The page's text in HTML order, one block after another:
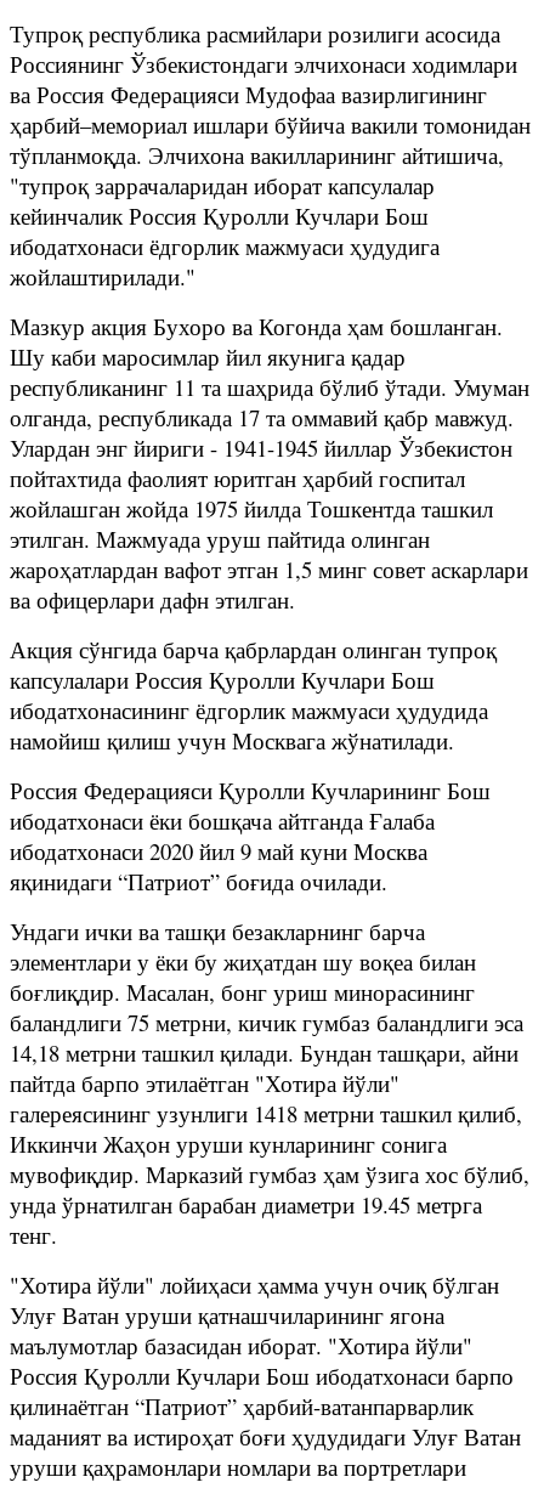
Тупроқ республика расмийлари розилиги асосида
Россиянинг Ўзбекистондаги элчихонаси ходимлари
ва Россия Федерацияси Мудофаа вазирлигининг
ҳарбий–мемориал ишлари бўйича вакили томонидан
тўпланмоқда. Элчихона вакилларининг айтишича,
"тупроқ заррачаларидан иборат капсулалар
кейинчалик Россия Қуролли Кучлари Бош
ибодатхонаси ёдгорлик мажмуаси ҳудудига
жойлаштирилади."
Мазкур акция Бухоро ва Когонда ҳам бошланган.
Шу каби маросимлар йил якунига қадар
республиканинг 11 та шаҳрида бўлиб ўтади. Умуман
олганда, республикада 17 та оммавий қабр мавжуд.
Улардан энг йириги - 1941-1945 йиллар Ўзбекистон
пойтахтида фаолият юритган ҳарбий госпитал
жойлашган жойда 1975 йилда Тошкентда ташкил
этилган. Мажмуада уруш пайтида олинган
жароҳатлардан вафот этган 1,5 минг совет аскарлари
ва офицерлари дафн этилган.
Акция сўнгида барча қабрлардан олинган тупроқ
капсулалари Россия Қуролли Кучлари Бош
ибодатхонасининг ёдгорлик мажмуаси ҳудудида
намойиш қилиш учун Москвага жўнатилади.
Россия Федерацияси Қуролли Кучларининг Бош
ибодатхонаси ёки бошқача айтганда Ғалаба
ибодатхонаси 2020 йил 9 май куни Москва
яқинидаги “Патриот” боғида очилади.
Ундаги ички ва ташқи безакларнинг барча
элементлари у ёки бу жиҳатдан шу воқеа билан
боғлиқдир. Масалан, бонг уриш минорасининг
баландлиги 75 метрни, кичик гумбаз баландлиги эса
14,18 метрни ташкил қилади. Бундан ташқари, айни
пайтда барпо этилаётган "Хотира йўли"
галереясининг узунлиги 1418 метрни ташкил қилиб,
Иккинчи Жаҳон уруши кунларининг сонига
мувофиқдир. Марказий гумбаз ҳам ўзига хос бўлиб,
унда ўрнатилган барабан диаметри 19.45 метрга
тенг.
"Хотира йўли" лойиҳаси ҳамма учун очиқ бўлган
Улуғ Ватан уруши қатнашчиларининг ягона
маълумотлар базасидан иборат. "Хотира йўли"
Россия Қуролли Кучлари Бош ибодатхонаси барпо
қилинаётган “Патриот” ҳарбий-ватанпарварлик
маданият ва истироҳат боғи ҳудудидаги Улуғ Ватан
уруши қаҳрамонлари номлари ва портретлари